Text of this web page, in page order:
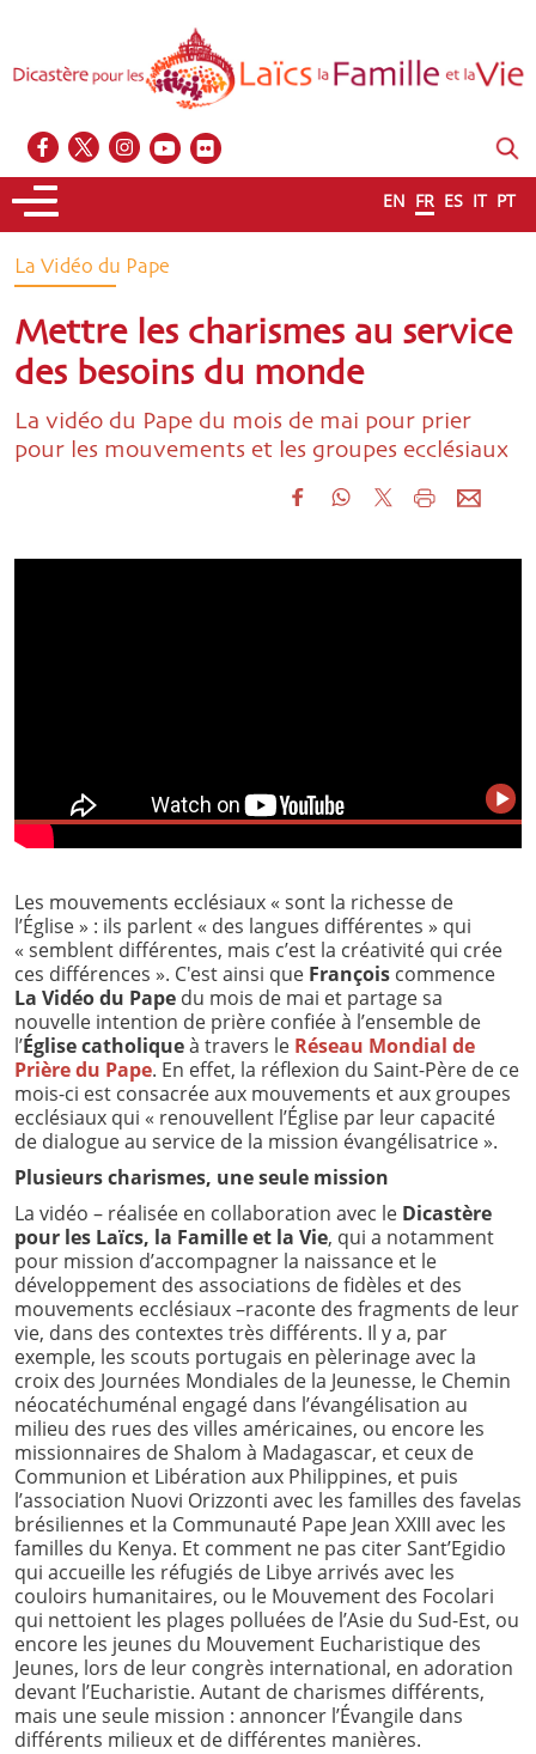
EN FR ES IT PT
La Vidéo du Pape
Mettre les charismes au service
des besoins du monde
La vidéo du Pape du mois de mai pour prier
pour les mouvements et les groupes ecclésiaux
Les mouvements ecclésiaux « sont la richesse de
l’Église » : ils parlent « des langues différentes » qui
« semblent différentes, mais c’est la créativité qui crée
ces différences ». C'est ainsi que François commence
La Vidéo du Pape du mois de mai et partage sa
nouvelle intention de prière confiée à l’ensemble de
l’Église catholiqueà travers le Réseau Mondial de
Prière du Pape. En effet, la réflexion du Saint-Père de ce
mois-ci est consacrée aux mouvements et aux groupes
ecclésiaux qui « renouvellent l’Église par leur capacité
de dialogue au service de la mission évangélisatrice ».
Plusieurs charismes, une seule mission
La vidéo – réalisée en collaboration avec le Dicastère
pour les Laïcs, la Famille et la Vie, qui a notamment
pour mission d’accompagner la naissance et le
développement des associations de fidèles et des
mouvements ecclésiaux –raconte des fragments de leur
vie, dans des contextes très différents. Il y a, par
exemple, les scouts portugais en pèlerinage avec la
croix des Journées Mondiales de la Jeunesse, le Chemin
néocatéchuménal engagé dans l’évangélisation au
milieu des rues des villes américaines, ou encore les
missionnaires de Shalom à Madagascar, et ceux de
Communion et Libération aux Philippines, et puis
l’association Nuovi Orizzonti avec les familles des favelas
brésiliennes et la Communauté Pape Jean XXIII avec les
familles du Kenya. Et comment ne pas citer Sant’Egidio
qui accueille les réfugiés de Libye arrivés avec les
couloirs humanitaires, ou le Mouvement des Focolari
qui nettoient les plages polluées de l’Asie du Sud-Est, ou
encore les jeunes du Mouvement Eucharistique des
Jeunes, lors de leur congrès international, en adoration
devant l’Eucharistie. Autant de charismes différents,
mais une seule mission : annoncer l’Évangile dans
différents milieux et de différentes manières.